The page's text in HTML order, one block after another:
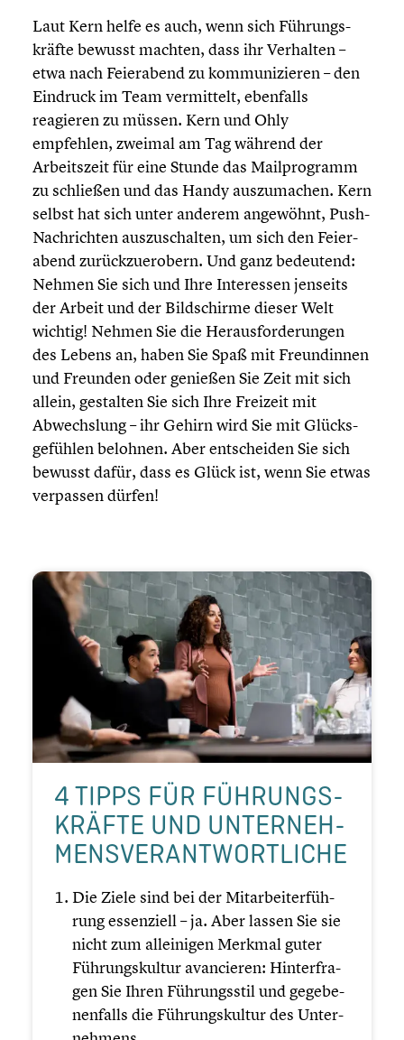
Laut Kern helfe es auch, wenn sich Führungs­
kräfte bewusst machten, dass ihr Verhalten –
etwa nach Feier­abend zu kommu­ni­zie­ren – den
Eindruck im Team vermit­telt, ebenfalls
reagieren zu müssen. Kern und Ohly
empfehlen, zweimal am Tag während der
Arbeits­zeit für eine Stunde das Mailpro­gramm
zu schließen und das Handy auszu­ma­chen. Kern
selbst hat sich unter anderem angewöhnt, Push-
Nachrichten auszu­schal­ten, um sich den Feier­
abend zurück­zu­er­obern. Und ganz bedeutend:
Nehmen Sie sich und Ihre Inter­es­sen jenseits
der Arbeit und der Bildschirme dieser Welt
wichtig! Nehmen Sie die Heraus­for­de­run­gen
des Lebens an, haben Sie Spaß mit Freun­din­nen
und Freunden oder genießen Sie Zeit mit sich
allein, gestalten Sie sich Ihre Freizeit mit
Abwechs­lung – ihr Gehirn wird Sie mit Glücks­
ge­füh­len belohnen. Aber entschei­den Sie sich
bewusst dafür, dass es Glück ist, wenn Sie etwas
verpassen dürfen!
4 TIPPS FÜR FÜHRUNGS­
KRÄFTE UND UNTER­NEH­
MENS­VER­ANT­WORT­LI­CHE
Die Ziele sind bei der Mitar­bei­ter­füh­
rung essen­zi­ell – ja. Aber lassen Sie sie
nicht zum allei­ni­gen Merkmal guter
Führungs­kul­tur avancie­ren: Hinter­fra­
gen Sie Ihren Führungs­stil und gegebe­
nen­falls die Führungs­kul­tur des Unter­